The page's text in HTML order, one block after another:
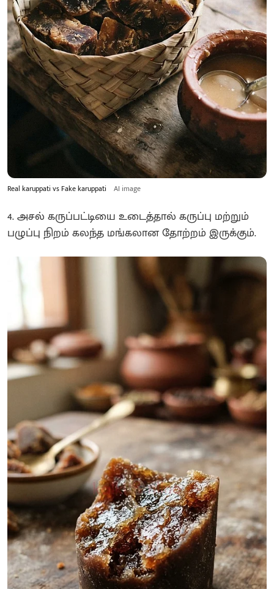
Real karuppati vs Fake karuppati AI image
4. அசல் கருப்பட்டியை உடைத்தால் கருப்பு மற்றும்
பழுப்பு நிறம் கலந்த மங்கலான தோற்றம் இருக்கும்.